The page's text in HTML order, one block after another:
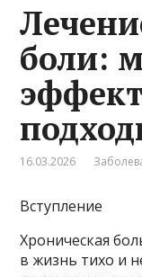
боли:
16.03.2026
Вступление
Хроническая
в жизнь тихо и